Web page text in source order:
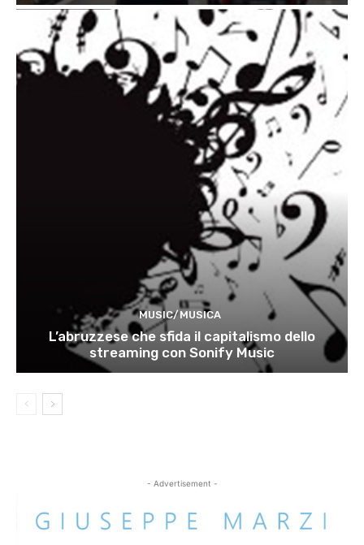
MUSIC/MUSICA
L’abruzzese che sfida il capitalismo dello
streaming con Sonify Music
- Advertisement -